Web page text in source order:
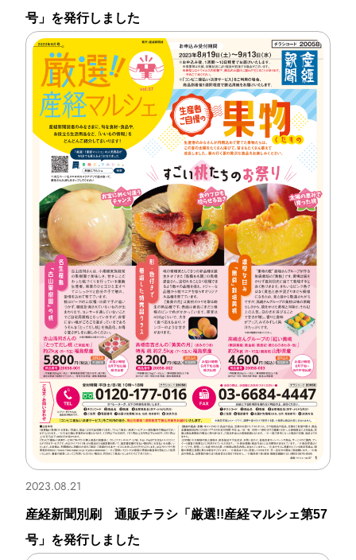
号」を発行しました
2023.08.21
産経新聞別刷 通販チラシ「厳選!!産経マルシェ第57
号」を発行しました